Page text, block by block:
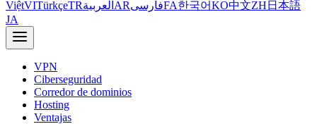
ViệtVITürkçeTRالعربية ARفارسیFA한국어KO中文ZH 日本語
JA
VPN
Ciberseguridad
Corredor de dominios
Hosting
Ventajas